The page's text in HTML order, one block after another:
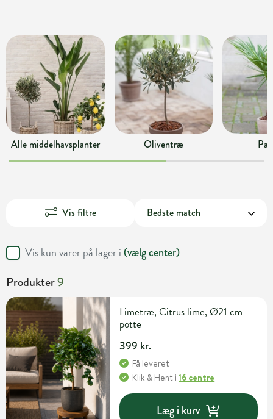
Alle middelhavsplanter Oliventræ
Vis filtre
Vis kun varer på lager i (vælg center)
Produkter9
Limetræ, Citrus lime, Ø21 cm
potte
399 kr.
Få leveret
Klik & Hent i16 centre
Læg i kurv